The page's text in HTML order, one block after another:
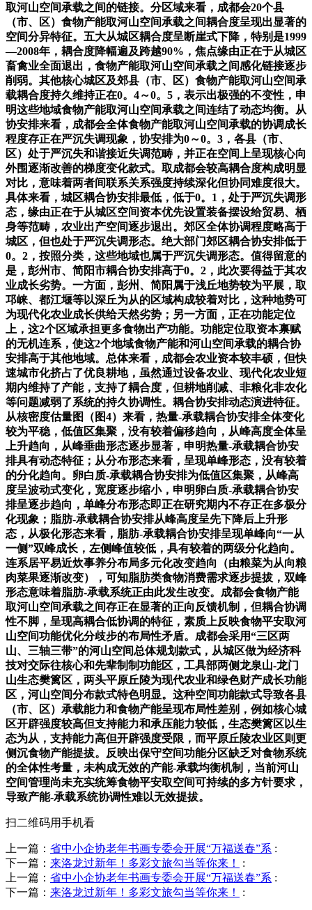
取河山空间承载之间的链接。分区域来看，成都会20个县
（市、区）食物产能取河山空间承载之间耦合度呈现出显著的
空间分异特征。五大从城区耦合度呈断崖式下降，特别是1999
—2008年，耦合度降幅遍及跨越90%，焦点缘由正在于从城区
畜禽业全面退出，食物产能取河山空间承载之间感化链接逐步
削弱。其他核心城区及郊县（市、区）食物产能取河山空间承
载耦合度持久维持正在0。4～0。5，表示出极强的不变性，申
明这些地域食物产能取河山空间承载之间连结了动态均衡。从
协安排来看，成都会全体食物产能取河山空间承载的协调成长
程度存正在严沉失调现象，协安排为0～0。3，各县（市、
区）处于严沉失和谐接近失调范畴，并正在空间上呈现核心向
外围逐渐改善的梯度变化款式。取成都会较高耦合度构成明显
对比，意味着两者间联系关系强度持续深化但协同难度很大。
具体来看，城区耦合协安排最低，低于0。1，处于严沉失调形
态，缘由正在于从城区空间资本优先设置装备摆设给贸易、栖
身等范畴，农业出产空间逐步退出。郊区全体协调程度略高于
城区，但也处于严沉失调形态。绝大部门郊区耦合协安排低于
0。2，按照分类，这些地域也属于严沉失调形态。值得留意的
是，彭州市、简阳市耦合协安排高于0。2，此次要得益于其农
业成长劣势。一方面，彭州、简阳属于浅丘地势较为平展，取
邛崃、都江堰等以深丘为从的区域构成较着对比，这种地势可
为现代化农业成长供给天然劣势；另一方面，正在功能定位
上，这2个区域承担更多食物出产功能。功能定位取资本禀赋
的无机连系，使这2个地域食物产能和河山空间承载的耦合协
安排高于其他地域。总体来看，成都会农业资本较丰硕，但快
速城市化挤占了优良耕地，虽然通过设备农业、现代化农业短
期内维持了产能，支持了耦合度，但耕地削减、非粮化非农化
等问题减弱了系统的持久协调性。耦合协安排动态演进特征。
从核密度估量图（图4）来看，热量-承载耦合协安排全体变化
较为平稳，低值区集聚，没有较着偏移趋向，从峰高度全体呈
上升趋向，从峰垂曲形态逐步显著，申明热量-承载耦合协安
排具有动态特征；从分布形态来看，呈现单峰形态，没有较着
的分化趋向。卵白质-承载耦合协安排为低值区集聚，从峰高
度呈波动式变化，宽度逐步缩小，申明卵白质-承载耦合协安
排呈逐步趋向，单峰分布形态即正在研究期内不存正在多极分
化现象；脂肪-承载耦合协安排从峰高度呈先下降后上升形
态，从极化形态来看，脂肪-承载耦合协安排呈现单峰向“一从
一侧”双峰成长，左侧峰值较低，具有较着的两级分化趋向。
连系居平易近炊事养分布局多元化改变趋向（由粮菜为从向粮
肉菜果逐渐改变），可知脂肪类食物消费需求逐步提拔，双峰
形态意味着脂肪-承载系统正由此发生改变。成都会食物产能
取河山空间承载之间存正在显著的正向反馈机制，但耦合协调
性不脚，呈现高耦合低协调的特征，素质上反映食物平安取河
山空间功能优化分歧步的布局性矛盾。成都会采用“三区两
山、三轴三带”的河山空间总体规划款式，从城区做为经济科
技对交际往核心和先辈制制功能区，工具部两侧龙泉山-龙门
山生态樊篱区，两头平原丘陵为现代农业和绿色财产成长功能
区，河山空间分布款式特色明显。这种空间功能款式导致各县
（市、区）承载能力和食物产能呈现布局性差别，例如核心城
区开辟强度较高但支持能力和承压能力较低，生态樊篱区以生
态为从，支持能力高但开辟强度受限，而平原丘陵农业区则更
侧沉食物产能提拔。反映出保守空间功能分区缺乏对食物系统
的全体性考量，未构成无效的产能-承载均衡机制，当前河山
空间管理尚未充实统筹食物平安取空间可持续的多方针要求，
导致产能-承载系统协调性难以无效提拔。
扫二维码用手机看
上一篇： 省中小企协老年书画专委会开展“万福送春”系 :
下一篇： 来洛龙过新年！多彩文旅勾当等你来！
:
上一篇： 省中小企协老年书画专委会开展“万福送春”系 :
下一篇： 来洛龙过新年！多彩文旅勾当等你来！ :